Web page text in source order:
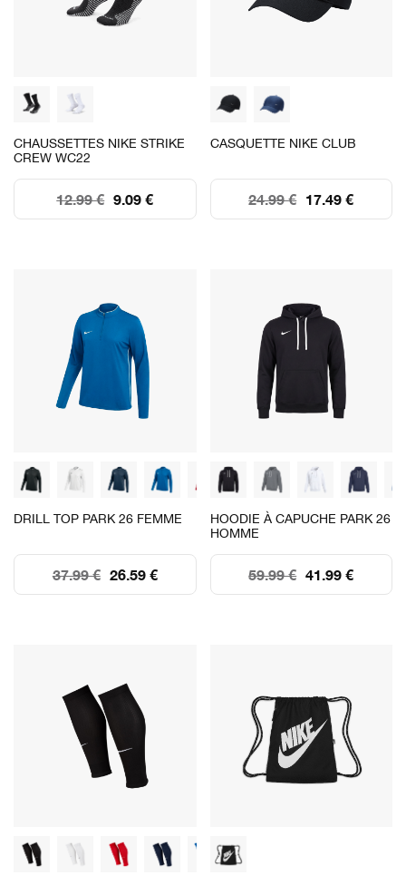
CHAUSSETTES NIKE STRIKE
CREW WC22
9.09 €
12.99 €
CASQUETTE NIKE CLUB
17.49 €
24.99 €
DRILL TOP PARK 26 FEMME
26.59 €
37.99 €
HOODIE À CAPUCHE PARK 26
HOMME
41.99 €
59.99 €